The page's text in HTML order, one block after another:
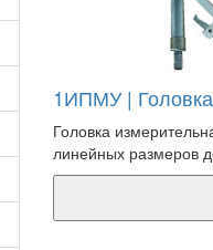
1ИПМУ | Головка
Головка
линейных размеров